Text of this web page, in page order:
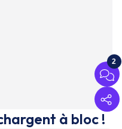
2
à bloc !